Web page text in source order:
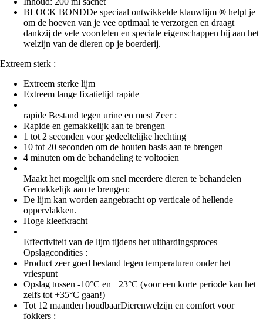
BLOCK BONDDe speciaal ontwikkelde klauwlijm ® helpt je
om de hoeven van je vee optimaal te verzorgen en draagt
dankzij de vele voordelen en speciale eigenschappen bij aan het
welzijn van de dieren op je boerderij.
Extreem sterk :
Extreem sterke lijm
Extreem lange fixatietijd rapide
rapide Bestand tegen urine en mest Zeer :
Rapide en gemakkelijk aan te brengen
1 tot 2 seconden voor gedeeltelijke hechting
10 tot 20 seconden om de houten basis aan te brengen
4 minuten om de behandeling te voltooien
Maakt het mogelijk om snel meerdere dieren te behandelen
Gemakkelijk aan te brengen:
De lijm kan worden aangebracht op verticale of hellende
oppervlakken.
Hoge kleefkracht
Effectiviteit van de lijm tijdens het uithardingsproces
Opslagcondities :
Product zeer goed bestand tegen temperaturen onder het
vriespunt
Opslag tussen -10°C en +23°C (voor een korte periode kan het
zelfs tot +35°C gaan!)
Tot 12 maanden houdbaarDierenwelzijn en comfort voor
fokkers :